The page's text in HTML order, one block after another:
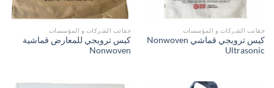
حقائب الشركات و المؤسسات
كيس ترويجي قماشي Nonwoven
Ultrasonic
حقائب الشركات و المؤسسات
كيس ترويجي للمعارض قماشية
Nonwoven